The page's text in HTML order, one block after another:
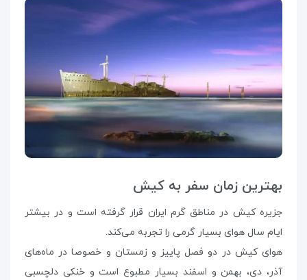
بهترین زمان سفر به کیش
جزیره کیش در مناطق گرم ایران قرار گرفته‌ است و در بیشتر
ایام سال هوای بسیار گرمی را تجربه می‌کند.
هوای کیش در دو فصل پاییز و زمستان و خصوصا در ماه‌های
آذر، دی، بهمن و اسفند بسیار مطبوع است و خنکی دلچسبی